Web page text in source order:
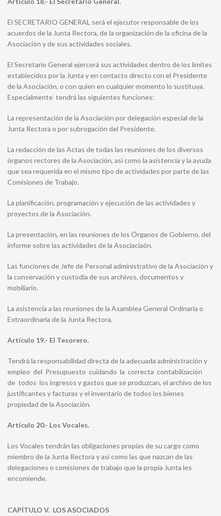
El SECRETARIO GENERAL será el ejecutor responsable de los
acuerdos de la Junta Rectora, de la organización de la oficina de la
Asociación y de sus actividades sociales.
El Secretario General ejercerá sus actividades dentro de los límites
establecidos por la Junta y en contacto directo con el Presidente
de la Asociación, o con quien en cualquier momento lo sustituya.
Especialmente tendrá las siguientes funciones:
La representación de la Asociación por delegación especial de la
Junta Rectora o por subrogación del Presidente.
La redacción de las Actas de todas las reuniones de los diversos
órganos rectores de la Asociación, así como la asistencia y la ayuda
que sea requerida en el mismo tipo de actividades por parte de las
Comisiones de Trabajo.
La planificación, programación y ejecución de las actividades y
proyectos de la Asociación.
La presentación, en las reuniones de los Órganos de Gobierno, del
informe sobre las actividades de la Asociaciaón.
Las funciones de Jefe de Personal administrativo de la Asociación y
la conservación y custodia de sus archivos, documentos y
mobiliario.
La asistencia a las reuniones de la Asamblea General Ordinaria o
Extraordinaria de la Junta Rectora.
Artículo 19.- El Tesorero.
Tendrá la responsabilidad directa de la adecuada administración y
empleo del Presupuesto cuidando la correcta contabilización
de todos los ingresos y gastos que se produzcan, el archivo de los
justificantes y facturas y el inventario de todos los bienes
propiedad de la Asociación.
Artículo 20.- Los Vocales.
Los Vocales tendrán las obligaciones propias de su cargo como
miembro de la Junta Rectora y así como las que nazcan de las
delegaciones o comisiones de trabajo que la propia Junta les
encomiende.
CAPÍTULO V. LOS ASOCIADOS